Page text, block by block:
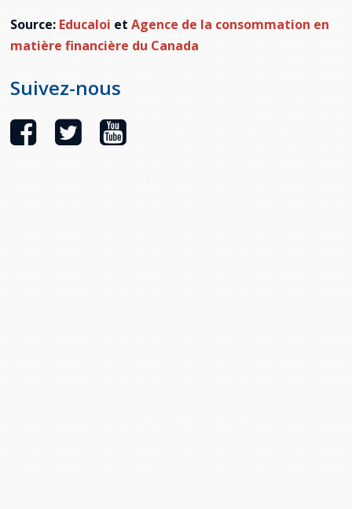
Source: Educaloi et Agence de la consommation en
matière financière du Canada
Suivez-nous